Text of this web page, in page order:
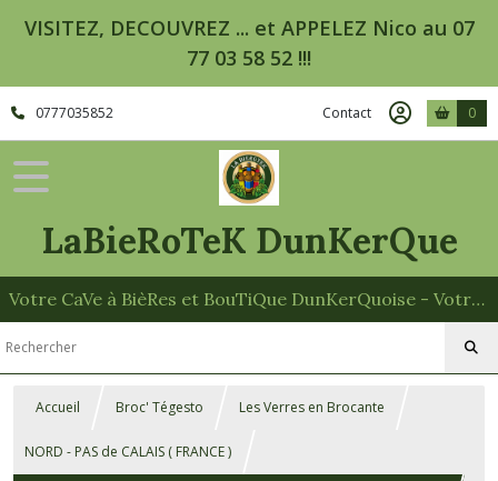
VISITEZ, DECOUVREZ ... et APPELEZ Nico au 07
77 03 58 52 !!!
0777035852 Contact 0
LaBieRoTeK DunKerQue
Votre CaVe à BièRes et BouTiQue DunKerQuoise - Votre Spécialiste des Paniers Garnis
Accueil Broc' Tégesto Les Verres en Brocante
NORD - PAS de CALAIS ( FRANCE )